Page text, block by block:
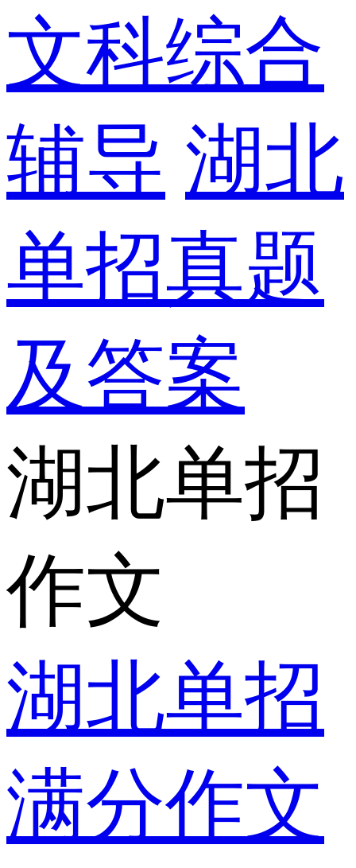
文科综合
辅导 湖北
单招真题
及答案
湖北单招
作文
湖北单招
满分作文